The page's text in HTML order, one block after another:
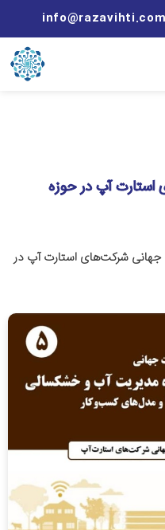
info@razavihti.com
آپ در حوزه
جهانی شرکت‌های استارت آپ در